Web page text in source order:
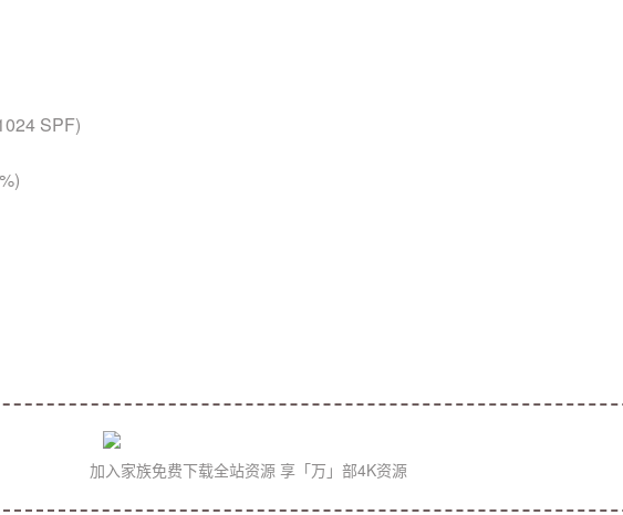
SPF)
加入家族免费下载全站资源 享「万」部4K资源